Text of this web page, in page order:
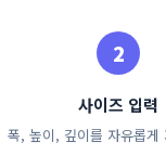
사이즈 입력
폭, 높이, 깊이를 자유롭게